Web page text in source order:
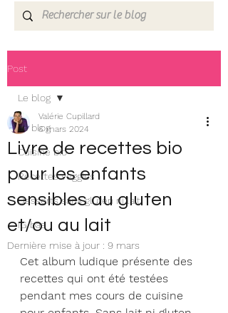
Post
Le blog
Cuisine bio
Recettes veggies
Desserts sans gluten ni lait
IG bas
Le blog
Livre de recettes bio
pour les enfants
sensibles au gluten
et/ou au lait
Valérie Cupillard
6 mars 2024
Dernière mise à jour : 9 mars
Cet album ludique présente des
recettes qui ont été testées
pendant mes cours de cuisine